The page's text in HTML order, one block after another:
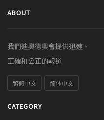
ABOUT
我們迪奧德奧會提供迅速、
正確和公正的報道
繁體中文 简体中文
CATEGORY